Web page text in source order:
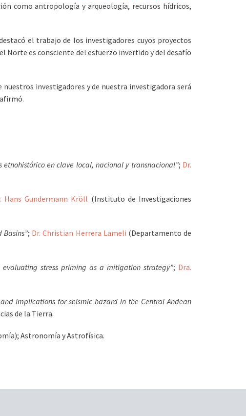
como antropología y arqueología, recursos hídricos,
el trabajo de los investigadores cuyos proyectos
Norte es consciente del esfuerzo invertido y del desafío
investigadores y de nuestra investigadora será
en clave local, nacional y transnacional”; Dr.
Hans Gundermann Kröll (Instituto de Investigaciones
Basins”; Dr. Christian Herrera Lameli (Departamento de
stress priming as a mitigation strategy”; Dra.
implications for seismic hazard in the Central Andean
de la Tierra.
Astronomía y Astrofísica.